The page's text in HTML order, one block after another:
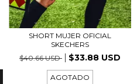
SHORT MUJER OFICIAL
SKECHERS
$40.66 USD
$33.88 USD
AGOTADO